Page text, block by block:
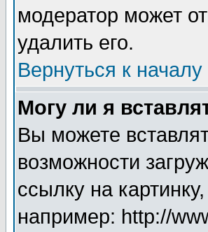
модератор может
удалить его.
Вернуться к началу
Могу ли я
Вы можете
возможности
ссылку на
например: http://